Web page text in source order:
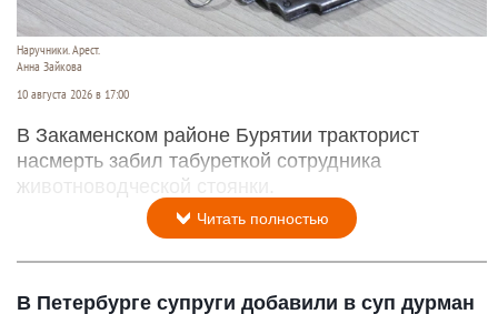
Наручники. Арест.
Анна Зайкова
10 августа 2026 в 17:00
В Закаменском районе Бурятии тракторист
насмерть забил табуреткой сотрудника
животноводческой стоянки.
Читать полностью
В Петербурге супруги добавили в суп дурман